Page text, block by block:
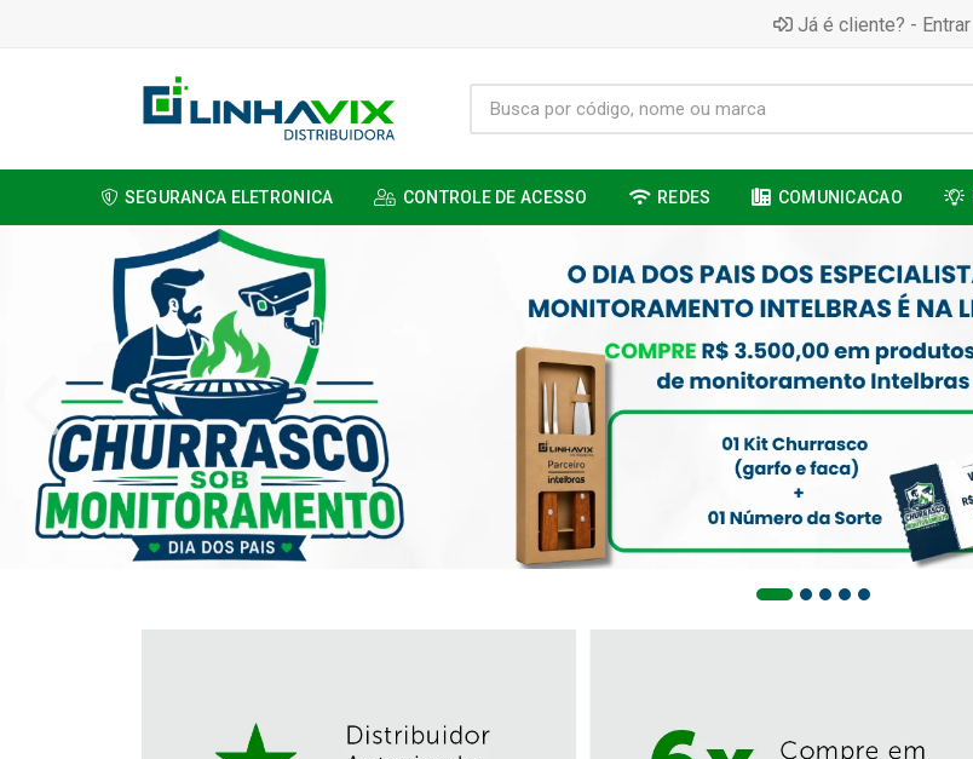
Já é cliente? - Entrar
SEGURANCA ELETRONICA CONTROLE DE ACESSO REDES COMUNICACAO